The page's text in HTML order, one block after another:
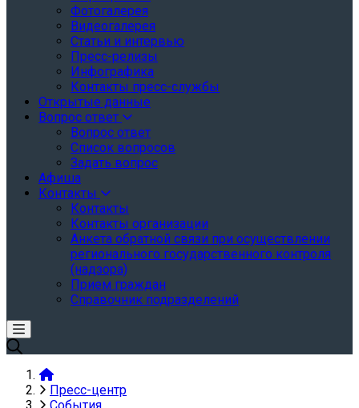
Фотогалерея
Видеогалерея
Статьи и интервью
Пресс-релизы
Инфографика
Контакты пресс-службы
Открытые данные
Вопрос ответ
Вопрос ответ
Список вопросов
Задать вопрос
Афиша
Контакты
Контакты
Контакты организации
Анкета обратной связи при осуществлении
регионального государственного контроля
(надзора)
Прием граждан
Справочник подразделений
Пресс-центр